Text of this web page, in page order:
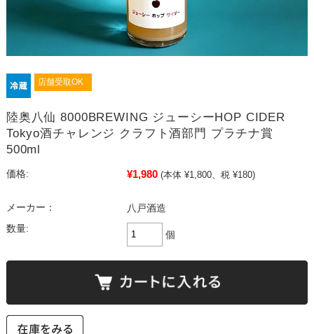
店舗受取OK
陸奥八仙 8000BREWING ジューシーHOP CIDER
Tokyo酒チャレンジ クラフト酒部門 プラチナ賞
500ml
価格: ¥1,980 (本体 ¥1,800、税 ¥180)
メーカー：
八戸酒造
数量:
個